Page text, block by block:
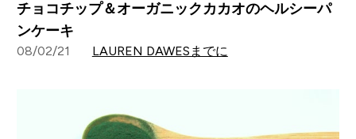
チョコチップ＆オーガニックカカオのヘルシーパ
ンケーキ
08/02/21 LAUREN DAWESまでに